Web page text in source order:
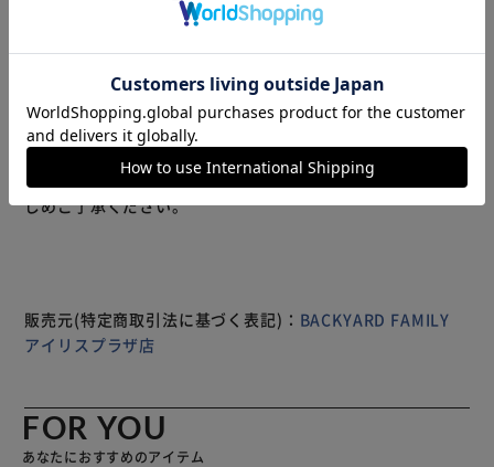
色展開で、シンプルながら髪に華やかさを添えてくれます。
やパーティーなど特別な日にも大活躍♪髪につけるだけで印
象が変わり、おしゃれな雰囲気を楽しめます。 女の子から
大人まで使えるデザインで、ひとつ加えるだけで、日常がち
ょっぴり特別になるアイテムです！
もっと見る
※製品は予告なく仕様を変更する場合がございます。あらか
じめご了承ください。
販売元(特定商取引法に基づく表記)： BACKYARD FAMILY
アイリスプラザ店
FOR YOU
あなたにおすすめのアイテム